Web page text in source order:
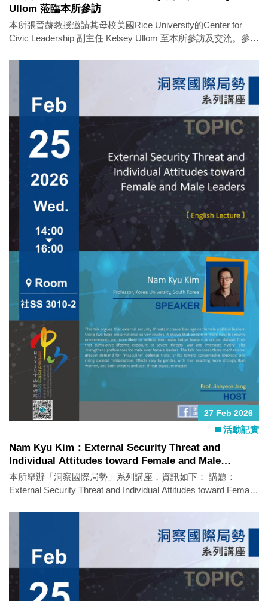
Ullom 蒞臨本所參訪
本所張晉赫教授邀請其母校美國Rice University的Center for
Civic Leadership 副主任 Kelsey Ullom 至本所參訪及交流。參訪
分享，希望能展現出南部特有的熱情。除了教師間的交流，後
續的校園導覽也有三位政治所同學參與，透過學生的視角分享
學習經驗及校園生活讓來訪貴賓得以從學生視角，更貼近地感
受政治所的學習氛圍與校園文化。此外，行程中特別安排至海
邊踏浪，也讓來訪貴賓親身體驗中山大學依山傍海的校園特
色。最後於校園一隅輕鬆敘談，自在而溫暖的氛圍中，延續對
交換學生互動、學術合作的討論。此次的參訪不僅深化了Rice
University與本校的互動，也透過師生共同參與，展現出本所對
國際交流與師生對話的重視，並為未來更多元且緊密的合作關
27 Feb 2026
活動記實
Nam Kyu Kim：External Security Threat and
Individual Attitudes toward Female and Male
Leaders
本所舉辦「洞察國際局勢」系列講座，資訊如下： 講題：
External Security Threat and Individual Attitudes toward Female
bias against female political leaders. Using two large cross-
national survey studies, it shows that people in more hostile
security environments are more likely to believe men make
better leaders. A second dataset finds that cumulative lifetime